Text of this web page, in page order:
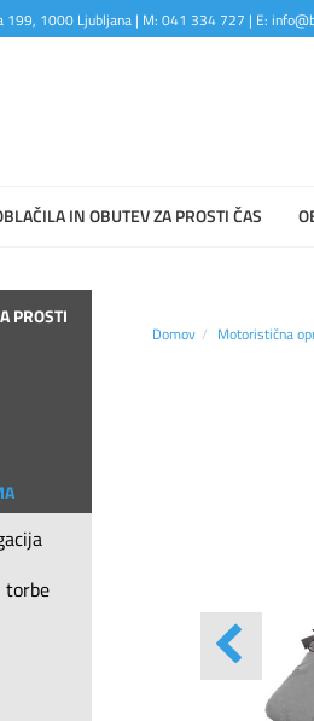
199, 1000 Ljubljana | M: 041 334 727 | E:
IN OBUTEV ZA PROSTI ČAS
PROSTI
torbe
Domov Motoristična